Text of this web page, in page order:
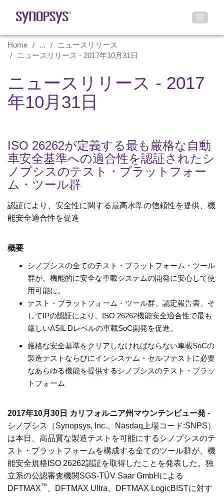
Home ...
ニュースリリース
ニュースリリース - 2017年10月31日
ニュースリリース - 2017
年10月31日
ISO 26262が定義する最も厳格な自動
車安全基準への適合性を認証されたシ
ノプシスのテスト・プラットフォー
ム・ツール群
認証により、安全性に関する最高水準の信頼性を提供、機
能安全適合性を促進
概要
シノプシスの全てのテスト・プラットフォーム・ツール
群が、機能的に安全な車載システムの開発に安心して使
用可能に。
テスト・プラットフォーム・ツール群、認定報告書、そ
してIPの認証により、ISO 26262機能安全適合性で最も
厳しいASIL Dレベルの車載SoC開発を促進。
厳格な安全基準をクリアしなければならない車載SoCの
製造テストならびにインシステム・セルフテストに必要
なあらゆる機能を提供するシノプシスのテスト・プラッ
トフォーム
2017年10月30日 カリフォルニア州マウンテンビュー発 -
シノプシス（Synopsys, Inc.、Nasdaq上場コード:SNPS）
は本日、高品質な製造テストを可能にするシノプシスのテ
スト・プラットフォームを構成する全てのツール群が、機
能安全規格ISO 26262認証を取得したことを発表した。独
立系の公認審査機関SGS-TÜV Saar GmbHによる
DFTMAX™
、DFTMAX Ultra、DFTMAX LogicBISTに対す